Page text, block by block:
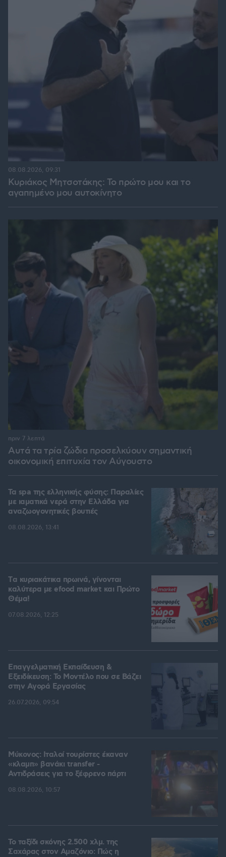
Κυριάκος Μητσοτάκης: Το πρώτο μου και το
αγαπημένο μου αυτοκίνητο
08.08.2026, 09:31
Αυτά τα τρία ζώδια προσελκύουν σημαντική
οικονομική επιτυχία τον Αύγουστο
πριν 7 λεπτά
Τα spa της ελληνικής φύσης: Παραλίες
με ιαματικά νερά στην Ελλάδα για
αναζωογονητικές βουτιές
08.08.2026, 13:41
Tα κυριακάτικα πρωινά, γίνονται
καλύτερα με efood market και Πρώτο
Θέμα!
07.08.2026, 12:25
Επαγγελματική Εκπαίδευση &
Εξειδίκευση: Το Mοντέλο που σε Bάζει
στην Aγορά Eργασίας
26.07.2026, 09:54
Μύκονος: Ιταλοί τουρίστες έκαναν
«κλαμπ» βανάκι transfer -
Αντιδράσεις για το ξέφρενο πάρτι
08.08.2026, 10:57
Το ταξίδι σκόνης 2.500 χλμ. της
Σαχάρας στον Αμαζόνιο: Πώς η